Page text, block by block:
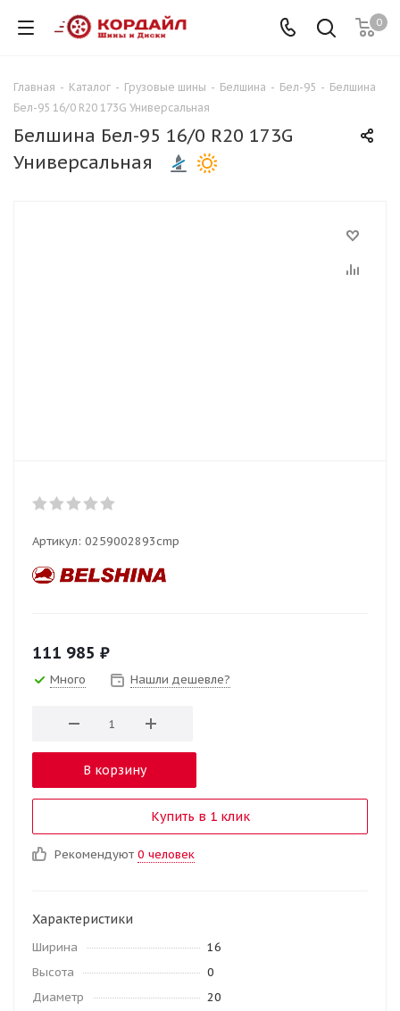
0
Главная - Каталог - Грузовые шины - Белшина - Бел-95 - Белшина
Бел-95 16/0 R20 173G Универсальная
Белшина Бел-95 16/0 R20 173G
Универсальная
Артикул: 0259002893cmp
111 985 ₽
Много Нашли дешевле?
В корзину
Купить в 1 клик
Рекомендуют 0 человек
Характеристики
Ширина
16
Высота
0
Диаметр
20